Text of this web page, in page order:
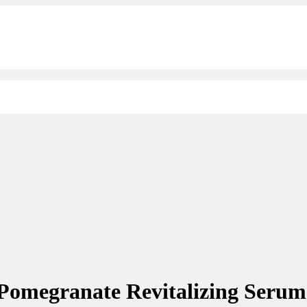
Revitalizing